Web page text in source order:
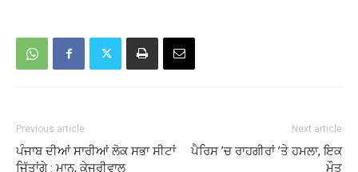
Previous article
ਪੰਜਾਬ ਦੀਆਂ ਸਾਰੀਆਂ ਲੋਕ ਸਭਾ ਸੀਟਾਂ
ਜਿੱਤਾਂਗੇ : ਮਾਨ, ਕੇਜਰੀਵਾਲ
Next article
ਪੈਰਿਸ ’ਚ ਰਾਹਗੀਰਾਂ ’ਤੇ ਹਮਲਾ, ਇਕ
ਮੌਤ